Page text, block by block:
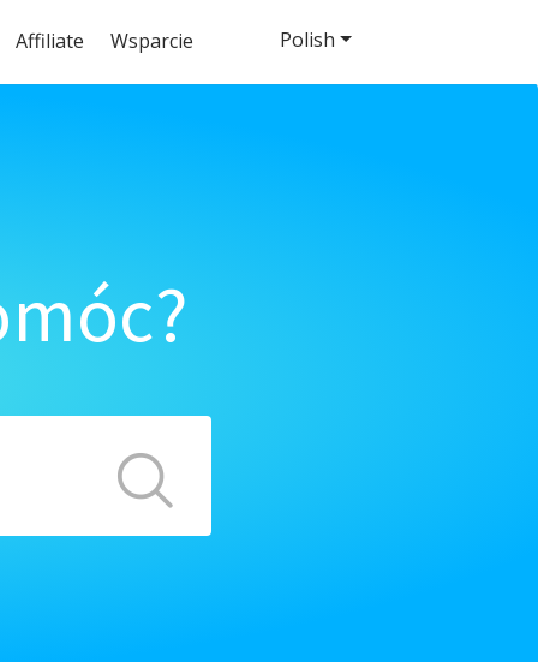
Affiliate Wsparcie Polish